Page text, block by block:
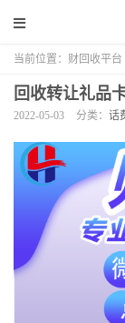
当前位置： 财回收平台
回收转让礼品
2022-05-03 分类： 话